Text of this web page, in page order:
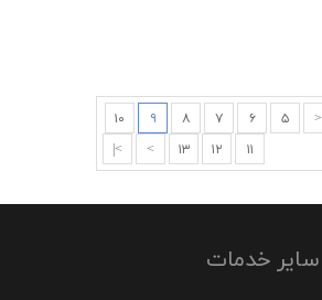
< ۵ ۶ ۷ ۸ ۹
۱۰
۱۱
۱۲ ۱۳ >
>|
سایر خدمات